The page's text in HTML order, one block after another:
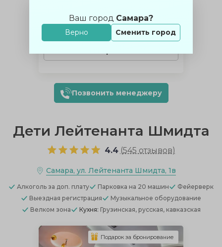
Ваш город Самара?
Верно Сменить город
бесплатно
Банкет:от 3000 ₽/чел.
Аренда без еды
Позвонить менеджеру
Дети Лейтенанта Шмидта
4.4 (545 отзывов)
Самара, ул. Лейтенанта Шмидта, 1в
Алкоголь за доп. плату Парковка на 20 машин
Фейерверк
Выездная регистрация
Музыкальное оборудование
Велком зона
Кухня: Грузинская, русская, кавказская
Подарок за бронирование